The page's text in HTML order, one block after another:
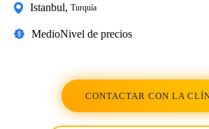
Istanbul, Turquía
MedioNivel de precios
CONTACTAR CON LA